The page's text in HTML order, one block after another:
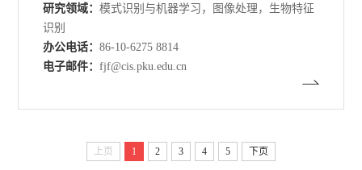
研究领域：模式识别与机器学习，图像处理，生物特征
识别
办公电话：86-10-6275 8814
电子邮件：fjf@cis.pku.edu.cn
上页 1 2 3 4 5 下页